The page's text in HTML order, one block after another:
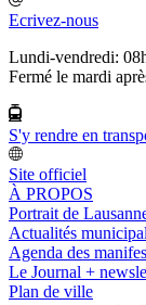
Ecrivez-nous
Lundi-vendredi:
Fermé le mardi
S'y rendre en
Site officiel
À PROPOS
Portrait de
Actualités
Agenda des
Le Journal +
Plan de ville